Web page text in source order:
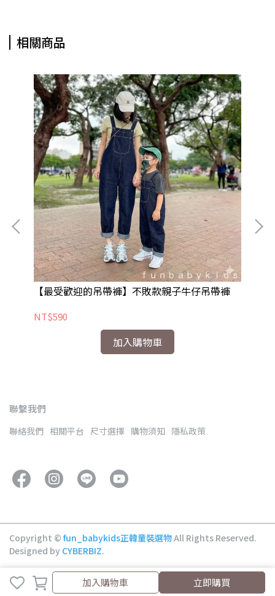
取消 完成
加入購物車 立即購買
相關商品
【最受歡迎的吊帶褲】不敗款親子牛仔吊帶褲
NT$590
加入購物車
聯繫我們
聯絡我們 相關平台 尺寸選擇 購物須知 隱私政策
Copyright © fun_babykids正韓童裝選物All Rights Reserved.
Designed by CYBERBIZ.